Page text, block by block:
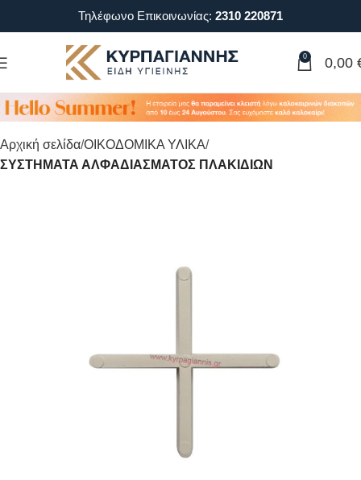
Τηλέφωνο Επικοινωνίας: 2310 220871
0 0,00
Αρχική σελίδα ΟΙΚΟΔΟΜΙΚΑ ΥΛΙΚΑ
ΣΥΣΤΗΜΑΤΑ ΑΛΦΑΔΙΑΣΜΑΤΟΣ ΠΛΑΚΙΔΙΩΝ